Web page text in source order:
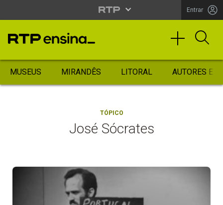
Entrar
MUSEUS MIRANDÊS LITORAL AUTORES
TÓPICO
José Sócrates